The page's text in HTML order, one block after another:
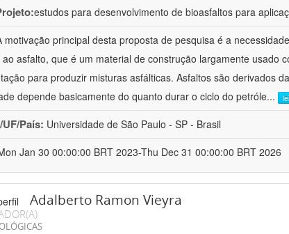
estudos para desenvolvimento de bioasfaltos para
motivação principal desta proposta de pesquisa é a
asfalto, que é um material de construção largamente usado
para produzir misturas asfálticas. Asfaltos são derivados
depende basicamente do quanto durar o ciclo do petróle...
País: Universidade de São Paulo - SP - Brasil
Jan 30 00:00:00 BRT 2023-Thu Dec 31 00:00:00 BRT 2026
Adalberto Ramon Vieyra